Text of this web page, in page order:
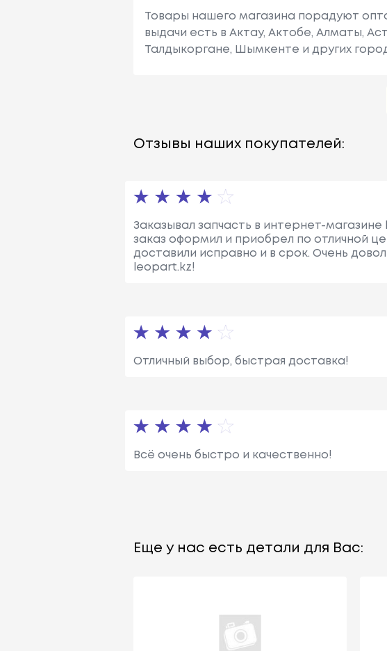
Товары нашего магазина порадуют
выдачи есть в Актау, Актобе, Алматы,
Талдыкоргане, Шымкенте и других
Отзывы наших покупателей:
Заказывал запчасть в интернет-
заказ оформил и приобрел по отличной
доставили исправно и в срок. Очень
leopart.kz!
Отличный выбор, быстрая доставка!
Всё очень быстро и качественно!
Еще у нас есть детали для Вас: